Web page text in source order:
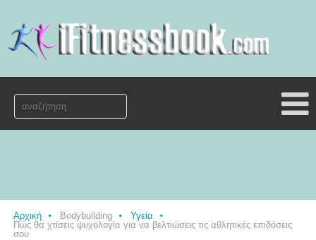
Αρχική Bodybuilding
Υγεία
Πώς θα χτίσεις ψυχολογία για να βελτιώσεις τις αθλητικές επιδόσεις
σου